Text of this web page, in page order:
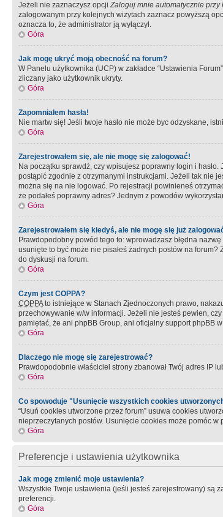
Jeżeli nie zaznaczysz opcjiZaloguj mnie automatycznie przy
zalogowanym przy kolejnych wizytach zaznacz powyższą
oznacza to, że administrator ją wyłączył.
Góra
Jak mogę ukryć moją obecność na forum?
W Panelu użytkownika (UCP) w zakładce “Ustawienia
zliczany jako użytkownik ukryty.
Góra
Zapomniałem hasła!
Nie martw się! Jeśli twoje hasło nie może byc odzyskane,
Góra
Zarejestrowałem się, ale nie mogę się zalogować!
Na początku sprawdź, czy wpisujesz poprawny login i
postąpić zgodnie z otrzymanymi instrukcjami. Jeżeli tak nie
można się na nie logować. Po rejestracji powinieneś
że podałeś poprawny adres? Jednym z powodów
Góra
Zarejestrowałem się kiedyś, ale nie mogę się już
Prawdopodobny powód tego to: wprowadzasz błędna
usunięte to być może nie pisałeś żadnych postów na
do dyskusji na forum.
Góra
Czym jest COPPA?
COPPAto istniejące w Stanach Zjednoczonych prawo,
przechowywanie w/w informacji. Jeżeli nie jesteś pewien,
pamiętać, że ani phpBB Group, ani oficjalny support phpBB
Góra
Dlaczego nie mogę się zarejestrować?
Prawdopodobnie właściciel strony zbanował Twój adres IP
Góra
Co spowoduje "Usunięcie wszystkich cookies
“Usuń cookies utworzone przez forum” usuwa cookies
nieprzeczytanych postów. Usunięcie cookies może pomóc
Góra
Preferencje i ustawienia użytkownika
Jak mogę zmienić moje ustawienia?
Wszystkie Twoje ustawienia (jeśli jesteś zarejestrowany) są
preferencji.
Góra